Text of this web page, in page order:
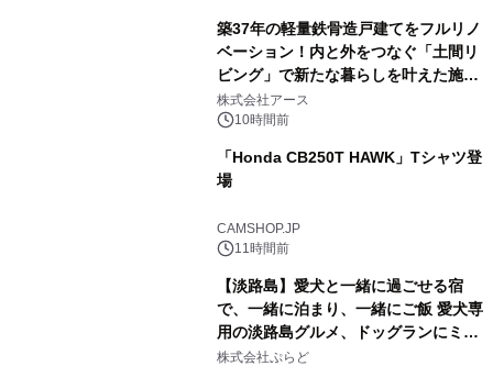
築37年の軽量鉄骨造戸建てをフルリノ
ベーション！内と外をつなぐ「土間リ
ビング」で新たな暮らしを叶えた施工
事例を株式会社アースが公開
株式会社アース
10時間前
「Honda CB250T HAWK」Tシャツ登
場
CAMSHOP.JP
11時間前
【淡路島】愛犬と一緒に過ごせる宿
で、一緒に泊まり、一緒にご飯 愛犬専
用の淡路島グルメ、ドッグランにミニ
プール グランピングとトレーラーハウ
株式会社ぷらど